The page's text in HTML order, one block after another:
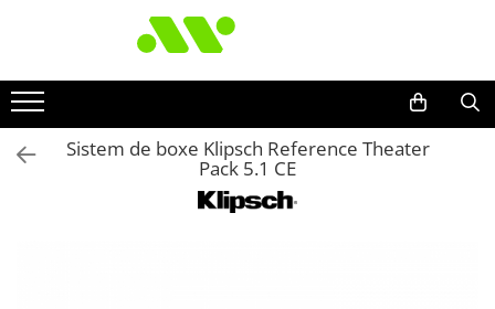
Sistem de boxe Klipsch Reference Theater
Pack 5.1 CE